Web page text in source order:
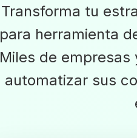
Transforma tu
para herramienta
Miles de
automatizar sus